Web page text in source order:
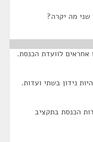
מה יקרה?
אחראים לוועדת הכנסת.
נידון בשתי ועדות.
הכנסת בתקציב